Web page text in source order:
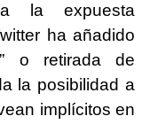
la expuesta
ha añadido
” o retirada de
la posibilidad a
implícitos en